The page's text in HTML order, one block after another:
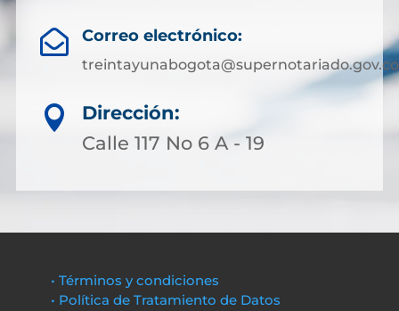
 Correo electrónico:
treintayunabogota@supernotariado.gov.co

Dirección:
Calle 117 No 6 A - 19
• Términos y condiciones
• Política de Tratamiento de Datos